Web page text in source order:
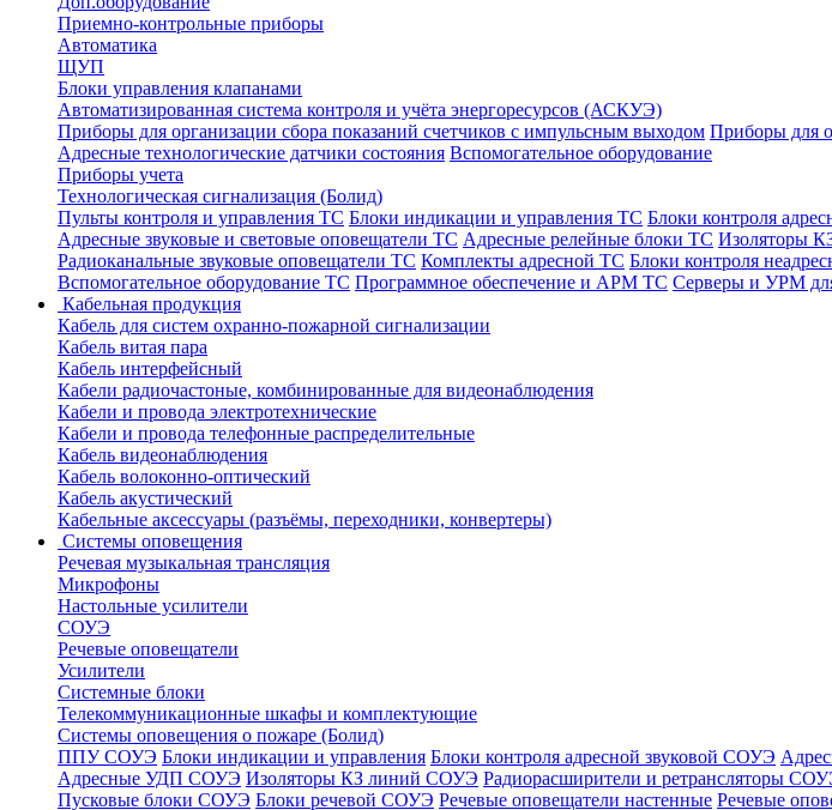
Приемно-контрольные приборы
Автоматика
ЩУП
Блоки управления клапанами
Автоматизированная система контроля и учёта энергоресурсов (АСКУЭ)
Приборы для организации сбора показаний счетчиков с импульсным выходом Приборы для
Адресные технологические датчики состояния Вспомогательное оборудование
Приборы учета
Технологическая сигнализация (Болид)
Пульты контроля и управления ТС Блоки индикации и управления ТС Блоки контроля
Адресные звуковые и световые оповещатели ТС Адресные релейные блоки ТС Изоляторы
Радиоканальные звуковые оповещатели ТС Комплекты адресной ТС Блоки контроля
Вспомогательное оборудование ТС Программное обеспечение и АРМ ТС Серверы и УРМ
Кабельная продукция
Кабель для систем охранно-пожарной сигнализации
Кабель витая пара
Кабель интерфейсный
Кабели радиочастоные, комбинированные для видеонаблюдения
Кабели и провода электротехнические
Кабели и провода телефонные распределительные
Кабель видеонаблюдения
Кабель волоконно-оптический
Кабель акустический
Кабельные аксессуары (разъёмы, переходники, конвертеры)
Системы оповещения
Речевая музыкальная трансляция
Микрофоны
Настольные усилители
СОУЭ
Речевые оповещатели
Усилители
Системные блоки
Телекоммуникационные шкафы и комплектующие
Системы оповещения о пожаре (Болид)
ППУ СОУЭ Блоки индикации и управления Блоки контроля адресной звуковой СОУЭ
Адресные УДП СОУЭ Изоляторы КЗ линий СОУЭ Радиорасширители и ретрансляторы
Пусковые блоки СОУЭ Блоки речевой СОУЭ Речевые оповещатели настенные Речевые